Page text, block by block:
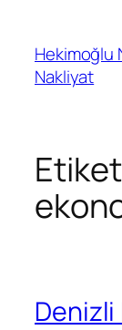
Hekimoğlu
Nakliyat
Denizli